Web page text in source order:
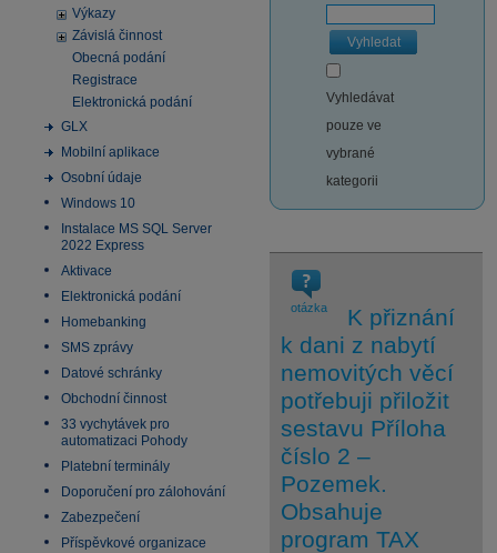
Výkazy
Závislá činnost
Obecná podání
Registrace
Elektronická podání
GLX
Mobilní aplikace
Osobní údaje
Windows 10
Instalace MS SQL Server
2022 Express
Aktivace
Elektronická podání
Homebanking
SMS zprávy
Datové schránky
Obchodní činnost
33 vychytávek pro
automatizaci Pohody
Platební terminály
Doporučení pro zálohování
Zabezpečení
Příspěvkové organizace
Vyhledat
Vyhledávat
pouze ve
vybrané
kategorii
otázka
K přiznání
k dani z nabytí
nemovitých věcí
potřebuji přiložit
sestavu Příloha
číslo 2 –
Pozemek.
Obsahuje
program TAX